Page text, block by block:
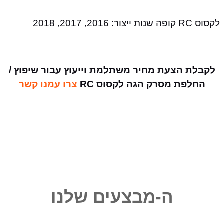
לקסוס RC קופה שנות ייצור: 2016, 2017, 2018
לקבלת הצעת מחיר משתלמת וייעוץ עבור שיפוץ /
החלפת מסרק הגה לקסוס RC
צרו עמנו קשר
ה-מבצעים שלנו